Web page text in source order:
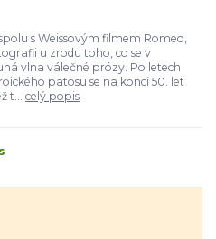
s Weissovým filmem Romeo,
u zrodu toho, co se v
vlna válečné prózy. Po letech
patosu se na konci 50. let
t... celý popis